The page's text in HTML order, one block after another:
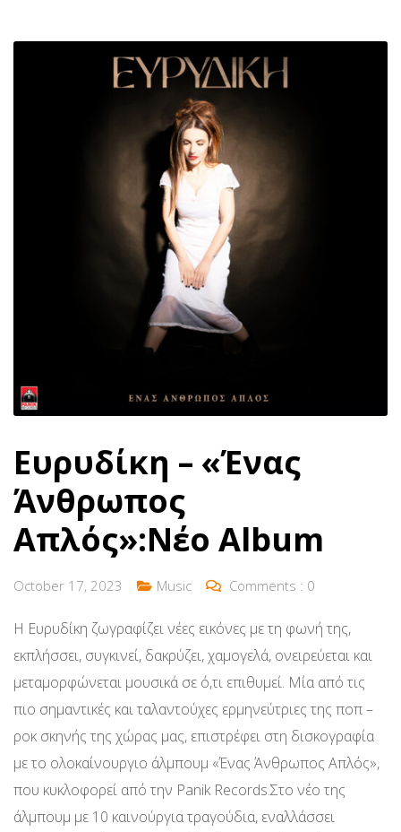
Ευρυδίκη – «Ένας
Άνθρωπος
Απλός»:Νέο Album
October 17, 2023 Music Comments : 0
Η Ευρυδίκη ζωγραφίζει νέες εικόνες με τη φωνή της,
εκπλήσσει, συγκινεί, δακρύζει, χαμογελά, ονειρεύεται και
μεταμορφώνεται μουσικά σε ό,τι επιθυμεί. Μία από τις
πιο σημαντικές και ταλαντούχες ερμηνεύτριες της ποπ –
ροκ σκηνής της χώρας μας, επιστρέφει στη δισκογραφία
με το ολοκαίνουργιο άλμπουμ «Ένας Άνθρωπος Απλός»,
που κυκλοφορεί από την Panik Records.Στο νέο της
άλμπουμ με 10 καινούργια τραγούδια, εναλλάσσει